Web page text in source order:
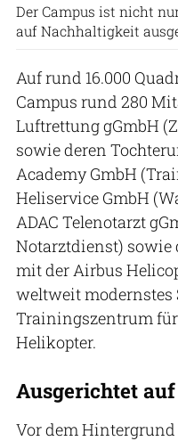
Der Campus ist nicht
auf Nachhaltigkeit
Auf rund 16.000
Campus rund 280
Luftrettung gGmbH
sowie deren
Academy GmbH
Heliservice GmbH
ADAC Telenotarzt
Notarztdienst) sowie
mit der Airbus
weltweit modernstes
Trainingszentrum für
Helikopter.
Ausgerichtet
Vor dem